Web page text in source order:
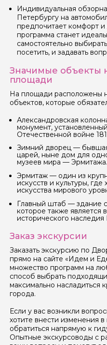
Индивидуальная
Петербургу на
предпочитает комфорт и
программа станет
самостоятельно
посетить, и задавать
Значимые объекты
площади
На площади расположены
объектов, которые
Александровская
монумент,
Отечественной войне
Зимний дворец —
царей, ныне дом для
музеев мира — Эрмитажа.
Эрмитаж — один из
искусств и культуры,
искусства мирового
Главный штаб — здание
которое также является
исторического наследия
Заказ экскурсии
Заказать экскурсию по
прямо на сайте «Идем и
множество программ на
способ выбрать
максимально насладиться
города.
Если у вас возникли
хотите внести изменения
обратиться напрямую к
Опытные экскурсоводы с
Ваш номер телефона
Вопросы и комментарии
Если у вас есть
задать
Я даю своё согласие
данных